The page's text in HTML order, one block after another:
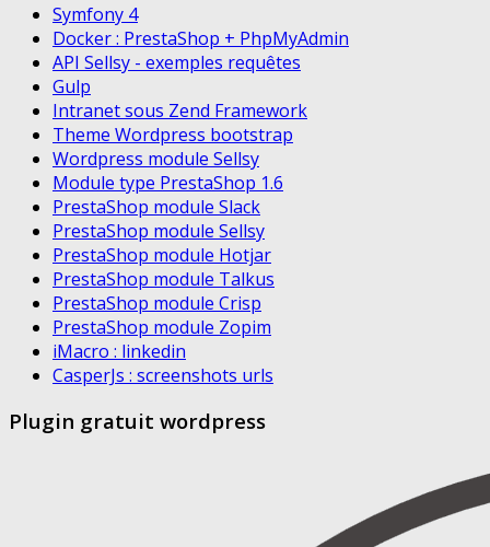
Symfony 4
Docker : PrestaShop + PhpMyAdmin
API Sellsy - exemples requêtes
Gulp
Intranet sous Zend Framework
Theme Wordpress bootstrap
Wordpress module Sellsy
Module type PrestaShop 1.6
PrestaShop module Slack
PrestaShop module Sellsy
PrestaShop module Hotjar
PrestaShop module Talkus
PrestaShop module Crisp
PrestaShop module Zopim
iMacro : linkedin
CasperJs : screenshots urls
Plugin gratuit wordpress